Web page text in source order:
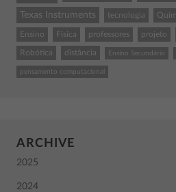
Texas Instruments tecnologia
Ensino Física professores projeto
Robótica distância Ensino Secundário
pensamento computacional
ARCHIVE
2025
2024